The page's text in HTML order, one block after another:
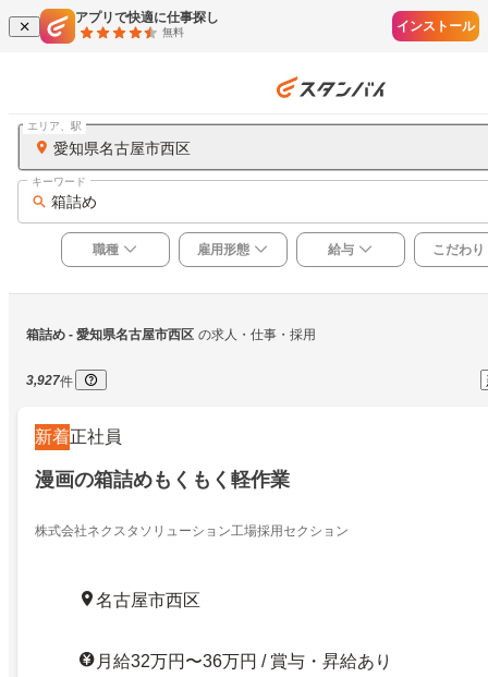
アプリで快適に仕事探し
無料 インストール
愛知県名古屋市西区
エリア、駅
箱詰め
キーワード
職種 雇用形態 給与 こだわり
箱詰め - 愛知県名古屋市西区 の求人・仕事・採用
3,927件
新着正社員
漫画の箱詰めもくもく軽作業
株式会社ネクスタソリューション工場採用セクション
名古屋市西区
月給32万円〜36万円 / 賞与・昇給あり